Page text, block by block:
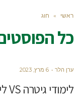
ראשי » חוג
כל
ערן הלר 6 מרץ, 2023
לימודי גיטרה VS לימודי פסנתר